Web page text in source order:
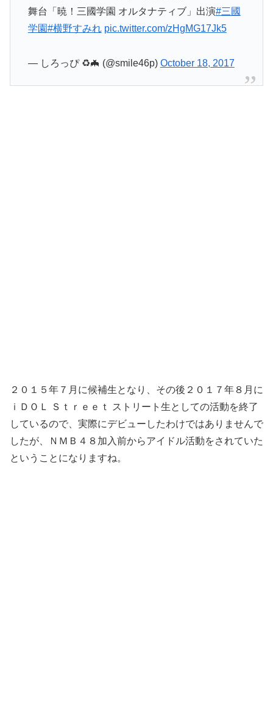
舞台「暁！三國学園 オルタナティブ」出演#三國
学園#横野すみれ pic.twitter.com/zHgMG17Jk5
— しろっぴ ♻️🦇 (@smile46p) October 18, 2017
２０１５年７月に候補生となり、その後２０１７年８月に
ｉＤＯＬ Ｓｔｒｅｅｔ ストリート生としての活動を終了
しているので、実際にデビューしたわけではありませんで
したが、ＮＭＢ４８加入前からアイドル活動をされていた
ということになりますね。